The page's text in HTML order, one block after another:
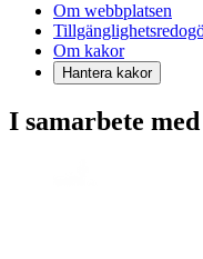
Om webbplatsen
Om kakor
Hantera kakor
I samarbete